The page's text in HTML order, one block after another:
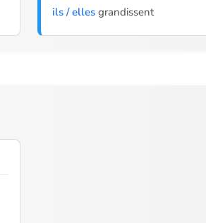
ils / ellesgrandissent